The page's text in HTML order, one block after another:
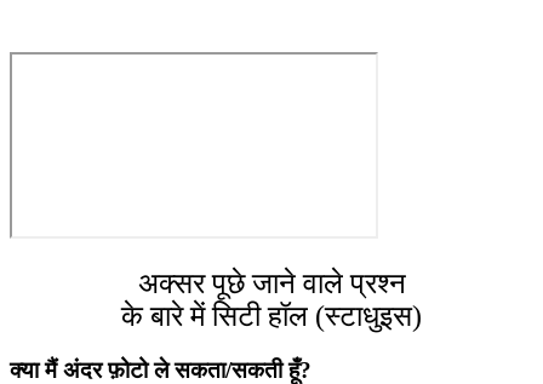
अक्सर पूछे जाने वाले प्रश्न
के बारे में सिटी हॉल (स्टाधुइस)
क्या मैं अंदर फ़ोटो ले सकता/सकती हूँ?